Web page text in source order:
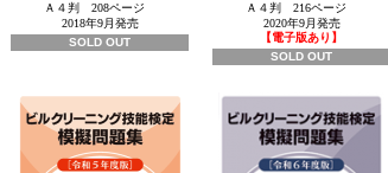
Ａ４判 208ページ
2018年9月発売
SOLD OUT
Ａ４判 216ページ
2020年9月発売
【電子版あり】
SOLD OUT